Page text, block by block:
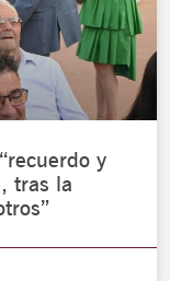
y
tras la